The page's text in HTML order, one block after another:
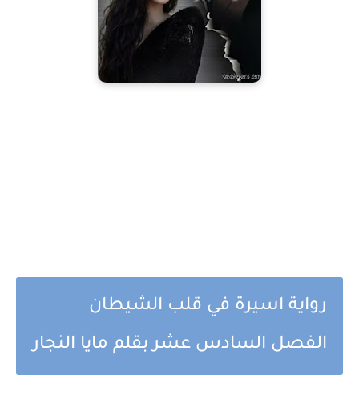
رواية اسيرة في قلب الشيطان
الفصل السادس عشر بقلم مايا النجار